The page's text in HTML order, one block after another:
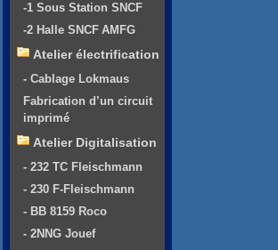
-1 Sous Station SNCF
-2 Halle SNCF AMFG
Atelier électrification
- Cablage Lokmaus
Fabrication d’un circuit
imprimé
Atelier Digitalisation
- 232 TC Fleischmann
- 230 F-Fleischmann
- BB 8159 Roco
- 2NNG Jouef